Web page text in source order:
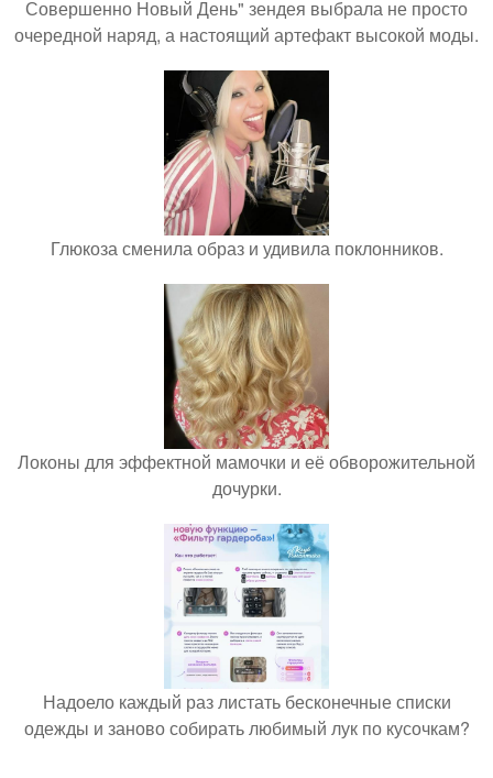
Совершенно Новый День" зендея выбрала не просто
очередной наряд, а настоящий артефакт высокой моды.
Глюкоза сменила образ и удивила поклонников.
Локоны для эффектной мамочки и её обворожительной
дочурки.
Надоело каждый раз листать бесконечные списки
одежды и заново собирать любимый лук по кусочкам?